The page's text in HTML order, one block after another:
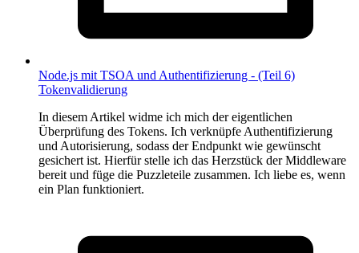
Node.js mit TSOA und Authentifizierung - (Teil 6)
Tokenvalidierung
In diesem Artikel widme ich mich der eigentlichen
Überprüfung des Tokens. Ich verknüpfe Authentifizierung
und Autorisierung, sodass der Endpunkt wie gewünscht
gesichert ist. Hierfür stelle ich das Herzstück der Middleware
bereit und füge die Puzzleteile zusammen. Ich liebe es, wenn
ein Plan funktioniert.